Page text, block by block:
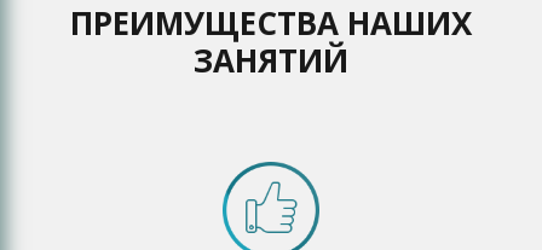
ПРЕИМУЩЕСТВА НАШИХ
ЗАНЯТИЙ